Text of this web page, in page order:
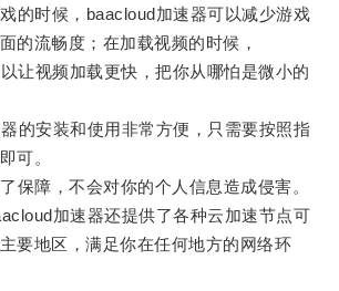
时候，baacloud加速器可以减少游戏
的流畅度；在加载视频的时候，
让视频加载更快，把你从哪怕是微小的
安装和使用非常方便，只需要按照指
可。
障，不会对你的个人信息造成侵害。
加速器还提供了各种云加速节点可
要地区，满足你在任何地方的网络环